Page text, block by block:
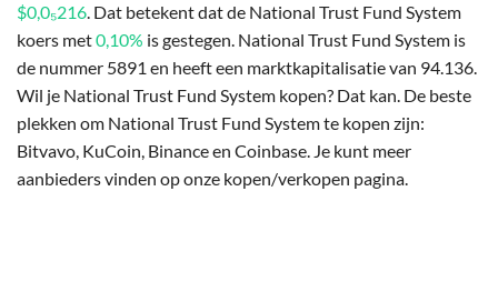
$0,0₅216. Dat betekent dat de National Trust Fund System
koers met0,10% is gestegen. National Trust Fund System is
de nummer 5891 en heeft een marktkapitalisatie van 94.136.
Wil je National Trust Fund System kopen? Dat kan. De beste
plekken om National Trust Fund System te kopen zijn:
Bitvavo, KuCoin, Binance en Coinbase. Je kunt meer
aanbieders vinden op onze kopen/verkopen pagina.